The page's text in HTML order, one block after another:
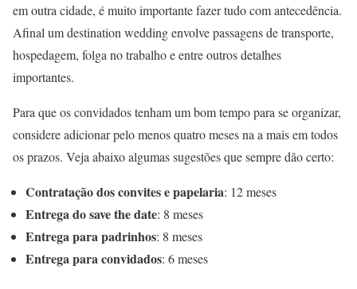
em outra cidade, é muito importante fazer tudo com antecedência.
Afinal um destination wedding envolve passagens de transporte,
hospedagem, folga no trabalho e entre outros detalhes
importantes.
Para que os convidados tenham um bom tempo para se organizar,
considere adicionar pelo menos quatro meses na a mais em todos
os prazos. Veja abaixo algumas sugestões que sempre dão certo:
Contratação dos convites e papelaria: 12 meses
Entrega do save the date: 8 meses
Entrega para padrinhos: 8 meses
Entrega para convidados: 6 meses